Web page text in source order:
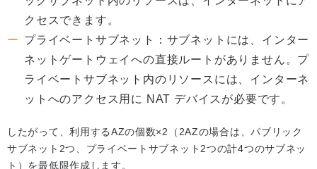
クセスできます。
プライベートサブネット：サブネットには、インター
ネットゲートウェイへの直接ルートがありません。プ
ライベートサブネット内のリソースには、インターネ
ットへのアクセス用に NAT デバイスが必要です。
したがって、利用するAZの個数×2（2AZの場合は、パブリック
サブネット2つ、プライベートサブネット2つの計4つのサブネッ
ト）を最低限作成します。